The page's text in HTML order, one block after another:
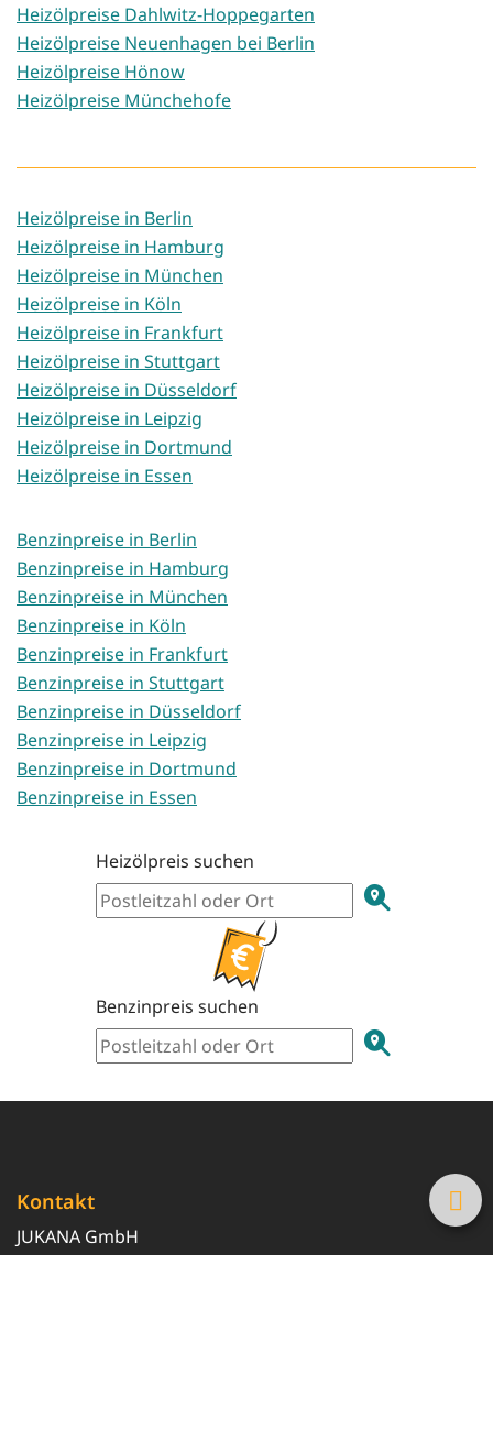
Heizölpreise Dahlwitz-Hoppegarten
Heizölpreise Neuenhagen bei Berlin
Heizölpreise Hönow
Heizölpreise Münchehofe
Heizölpreise in Berlin
Heizölpreise in Hamburg
Heizölpreise in München
Heizölpreise in Köln
Heizölpreise in Frankfurt
Heizölpreise in Stuttgart
Heizölpreise in Düsseldorf
Heizölpreise in Leipzig
Heizölpreise in Dortmund
Heizölpreise in Essen
Benzinpreise in Berlin
Benzinpreise in Hamburg
Benzinpreise in München
Benzinpreise in Köln
Benzinpreise in Frankfurt
Benzinpreise in Stuttgart
Benzinpreise in Düsseldorf
Benzinpreise in Leipzig
Benzinpreise in Dortmund
Benzinpreise in Essen
Heizölpreis suchen
Benzinpreis suchen
Kontakt
JUKANA GmbH